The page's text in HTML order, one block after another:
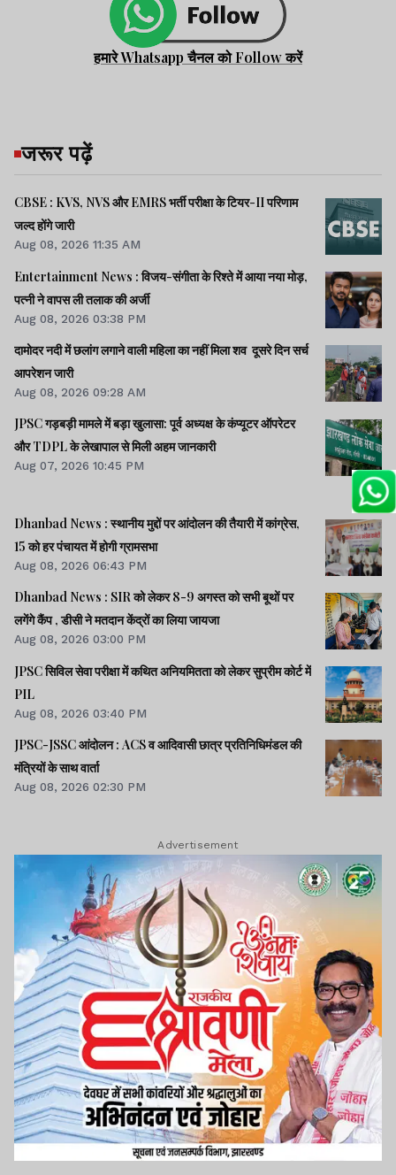
हमारे Whatsapp चैनल को Follow करें
जरूर पढ़ें
CBSE : KVS, NVS और EMRS भर्ती परीक्षा के टियर-II परिणाम
जल्द होंगे जारी
Aug 08, 2026 11:35 AM
Entertainment News : विजय-संगीता के रिश्ते में आया नया मोड़,
पत्नी ने वापस ली तलाक की अर्जी
Aug 08, 2026 03:38 PM
दामोदर नदी में छलांग लगाने वाली महिला का नहीं मिला शव दूसरे दिन सर्च
आपरेशन जारी
Aug 08, 2026 09:28 AM
JPSC गड़बड़ी मामले में बड़ा खुलासा: पूर्व अध्यक्ष के कंप्यूटर ऑपरेटर
और TDPL के लेखापाल से मिली अहम जानकारी
Aug 07, 2026 10:45 PM
Dhanbad News : स्थानीय मुद्दों पर आंदोलन की तैयारी में कांग्रेस,
15 को हर पंचायत में होगी ग्रामसभा
Aug 08, 2026 06:43 PM
Dhanbad News : SIR को लेकर 8-9 अगस्त को सभी बूथों पर
लगेंगे कैंप , डीसी ने मतदान केंद्रों का लिया जायजा
Aug 08, 2026 03:00 PM
JPSC सिविल सेवा परीक्षा में कथित अनियमितता को लेकर सुप्रीम कोर्ट में
PIL
Aug 08, 2026 03:40 PM
JPSC-JSSC आंदोलन : ACS व आदिवासी छात्र प्रतिनिधिमंडल की
मंत्रियों के साथ वार्ता
Aug 08, 2026 02:30 PM
Advertisement